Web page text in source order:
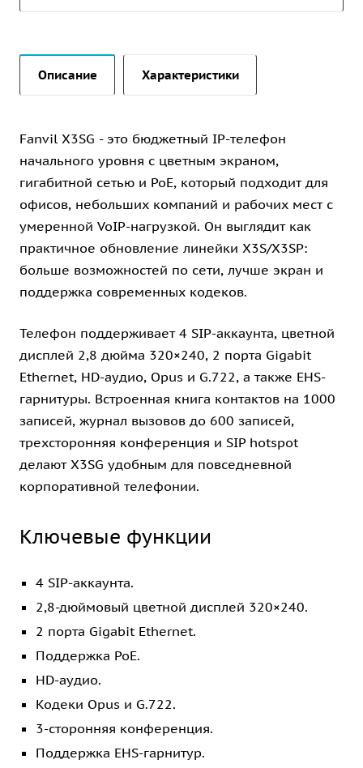
Описание Характеристики
Fanvil X3SG - это бюджетный IP-телефон
начального уровня с цветным экраном,
гигабитной сетью и PoE, который подходит для
офисов, небольших компаний и рабочих мест с
умеренной VoIP-нагрузкой. Он выглядит как
практичное обновление линейки X3S/X3SP:
больше возможностей по сети, лучше экран и
поддержка современных кодеков.
Телефон поддерживает 4 SIP-аккаунта, цветной
дисплей 2,8 дюйма 320×240, 2 порта Gigabit
Ethernet, HD-аудио, Opus и G.722, а также EHS-
гарнитуры. Встроенная книга контактов на 1000
записей, журнал вызовов до 600 записей,
трехсторонняя конференция и SIP hotspot
делают X3SG удобным для повседневной
корпоративной телефонии.
Ключевые функции
4 SIP-аккаунта.
2,8-дюймовый цветной дисплей 320×240.
2 порта Gigabit Ethernet.
Поддержка PoE.
HD-аудио.
Кодеки Opus и G.722.
3-сторонняя конференция.
Поддержка EHS-гарнитур.